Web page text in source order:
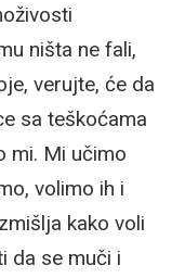
ništa ne fali,
verujte, će da
sa teškoćama
mi. Mi učimo
volimo ih i
kako voli
da se muči i